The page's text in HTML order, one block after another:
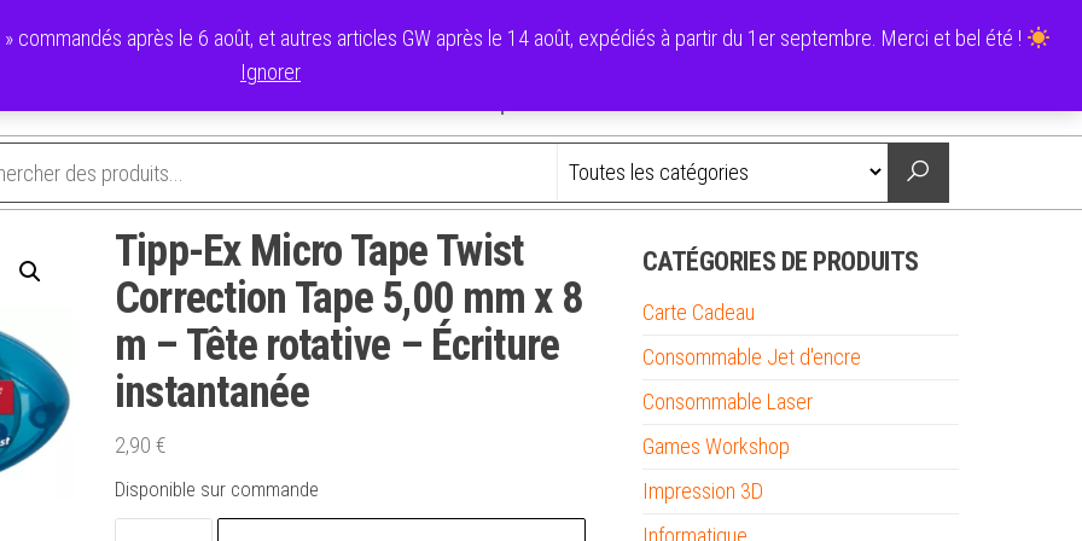
commandés après le 6 août, et autres articles GW après le 14 août, expédiés à partir du 1er septembre. Merci et bel été !
Ignorer
0,00 €
Tipp-Ex Micro Tape Twist
Correction Tape 5,00 mm x 8
m – Tête rotative – Écriture
instantanée
2,90 €
Disponible sur commande
CATÉGORIES DE PRODUITS
Carte Cadeau
Consommable Jet d'encre
Consommable Laser
Games Workshop
Impression 3D
Informatique